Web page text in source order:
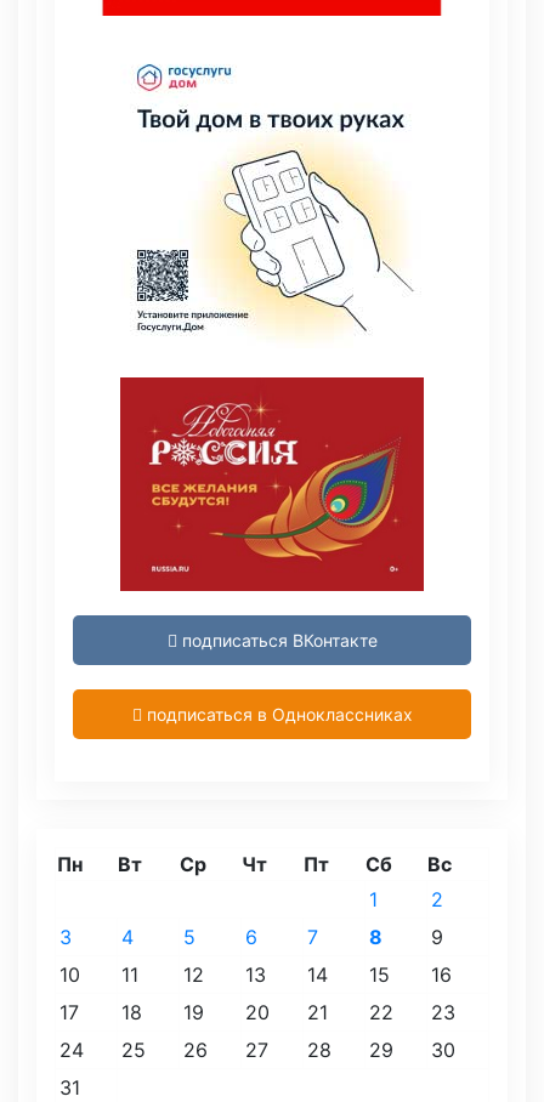
подписаться ВКонтакте
подписаться в Одноклассниках
Пн Вт Ср Чт Пт Сб
Вс
1
2
3
4 5 6 7 8
9
10
11 12 13 14 15
16
17
18 19 20 21 22
23
24
25 26 27 28 29
30
31